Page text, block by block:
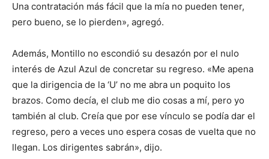
Una contratación más fácil que la mía no pueden tener,
pero bueno, se lo pierden», agregó.
Además, Montillo no escondió su desazón por el nulo
interés de Azul Azul de concretar su regreso. «Me apena
que la dirigencia de la ‘U’ no me abra un poquito los
brazos. Como decía, el club me dio cosas a mí, pero yo
también al club. Creía que por ese vínculo se podía dar el
regreso, pero a veces uno espera cosas de vuelta que no
llegan. Los dirigentes sabrán», dijo.